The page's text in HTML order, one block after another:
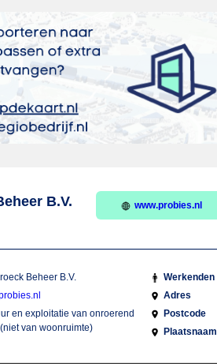
B.V. www.probies.nl
Beheer B.V.
en exploitatie van onroerend
van woonruimte)
Werkenden
Adres
Postcode
Plaatsnaam